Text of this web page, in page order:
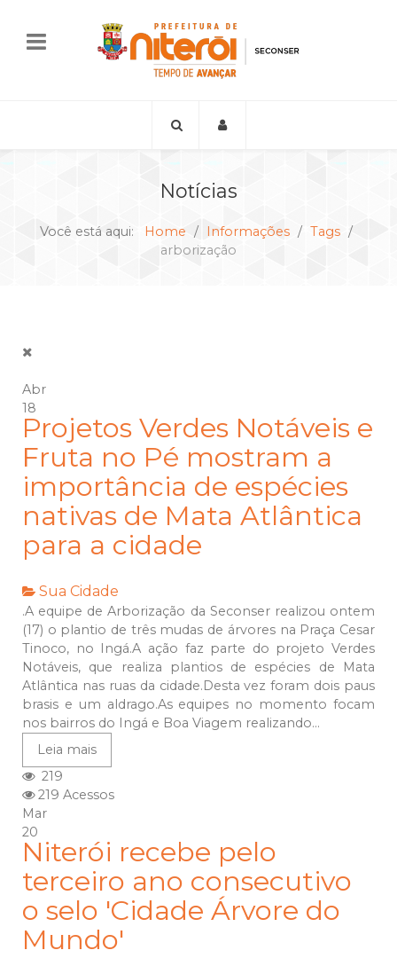
Notícias
Você está aqui: Home Informações
Tags
arborização
Abr
18
Projetos Verdes Notáveis e
Fruta no Pé mostram a
importância de espécies
nativas de Mata Atlântica
para a cidade
Sua Cidade
.A equipe de Arborização da Seconser realizou ontem
(17) o plantio de três mudas de árvores na Praça Cesar
Tinoco, no Ingá.A ação faz parte do projeto Verdes
Notáveis, que realiza plantios de espécies de Mata
Atlântica nas ruas da cidade.Desta vez foram dois paus
brasis e um aldrago.As equipes no momento focam
nos bairros do Ingá e Boa Viagem realizando...
Leia mais
219
219 Acessos
Mar
20
Niterói recebe pelo
terceiro ano consecutivo
o selo 'Cidade Árvore do
Mundo'